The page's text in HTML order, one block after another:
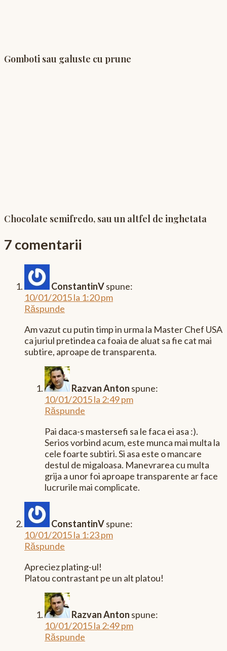
Gomboti sau galuste cu prune
Chocolate semifredo, sau un altfel de inghetata
7 comentarii
ConstantinVspune:
10/01/2015 la 1:20 pm
Răspunde
Am vazut cu putin timp in urma la Master Chef USA
ca juriul pretindea ca foaia de aluat sa fie cat mai
subtire, aproape de transparenta.
Razvan Anton spune:
10/01/2015 la 2:49 pm
Răspunde
Pai daca-s mastersefi sa le faca ei asa :).
Serios vorbind acum, este munca mai multa la
cele foarte subtiri. Si asa este o mancare
destul de migaloasa. Manevrarea cu multa
grija a unor foi aproape transparente ar face
lucrurile mai complicate.
ConstantinVspune:
10/01/2015 la 1:23 pm
Răspunde
Apreciez plating-ul!
Platou contrastant pe un alt platou!
Razvan Anton spune:
10/01/2015 la 2:49 pm
Răspunde